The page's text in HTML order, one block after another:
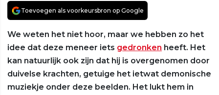
Toevoegen als voorkeursbron op Google
We weten het niet hoor, maar we hebben zo het
idee dat deze meneer iets gedronken heeft. Het
kan natuurlijk ook zijn dat hij is overgenomen door
duivelse krachten, getuige het ietwat demonische
muziekje onder deze beelden. Het lukt hem in